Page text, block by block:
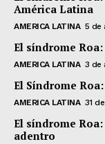
América Latina
AMERICA LATINA 5 de
El síndrome
AMERICA LATINA 3 de
El Síndrome
AMERICA LATINA 31
El síndrome
adentro